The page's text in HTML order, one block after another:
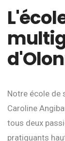
Notre école de
Caroline
tous deux
pratiquants